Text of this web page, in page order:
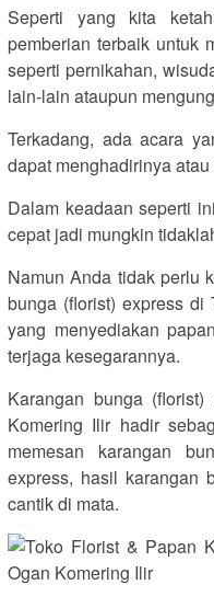
Seperti yang kita
pemberian terbaik untuk
seperti pernikahan,
lain-lain ataupun
Terkadang, ada acara
dapat menghadirinya
Dalam keadaan seperti
cepat jadi mungkin
Namun Anda tidak perlu
bunga (florist) express di
yang menyediakan
terjaga kesegarannya.
Karangan bunga
Komering Ilir hadir
memesan karangan
express, hasil karangan
cantik di mata.